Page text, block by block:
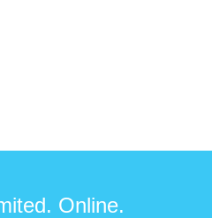
Online.